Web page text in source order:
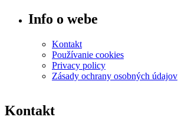
Info o webe
Kontakt
Používanie cookies
Privacy policy
Zásady ochrany osobných údajov
Kontakt